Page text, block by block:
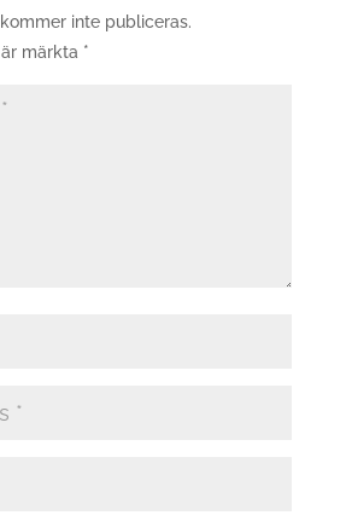
inte publiceras.
märkta *